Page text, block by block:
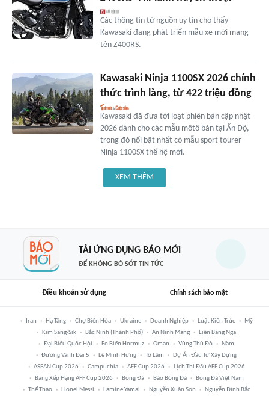
Các thông tin từ nguồn uy tín cho thấy
Kawasaki đang phát triển mẫu xe mới mang
tên Z400RS.
Kawasaki Ninja 1100SX 2026 chính
thức trình làng, từ 422 triệu đồng
Kawasaki đã đưa tới loạt phiên bản cập nhật
2026 dành cho các mẫu môtô bán tại Ấn Độ,
trong đó nổi bật nhất có mẫu sport tourer
Ninja 1100SX thế hệ mới.
XEM THÊM
TẢI ỨNG DỤNG BÁO MỚI
ĐỂ KHÔNG BỎ SÓT TIN TỨC
Điều khoản sử dụng Chính sách bảo mật
Iran Hạ Tầng Chợ Biên Hòa Ukraine Doanh Nghiệp Luật Kiến Trúc
Mỹ
Kim Sang-Sik
Bắc Ninh (thành Phố) An Ninh Mạng
Liên Bang Nga
Đại Biểu Quốc Hội
Eo Biển Hormuz Oman Vùng Thủ Đô
Năm
Đường Vành Đai 5
Lê Minh Hưng Tô Lâm
Dự Án Đầu Tư Xây Dựng
ASEAN Cup 2026
Campuchia AFF Cup 2026
Lịch Thi Đấu AFF Cup 2026
Bảng Xếp Hạng AFF Cup 2026
Bóng Đá Báo Bóng Đá
Bóng Đá Việt Nam
Thể Thao
Lionel Messi Lamine Yamal Nguyễn Xuân Son Nguyễn Đình Bắc